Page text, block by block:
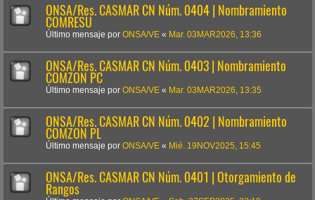
ONSA/Res. CASMAR CN Núm. 0404 | Nombramiento
COMRESU
Último mensaje por ONSA/VE « Mar. 03MAR2026, 13:36
ONSA/Res. CASMAR CN Núm. 0403 | Nombramiento
COMZON PC
Último mensaje por ONSA/VE « Mar. 03MAR2026, 13:35
ONSA/Res. CASMAR CN Núm. 0402 | Nombramiento
COMZON PL
Último mensaje por ONSA/VE « Mié. 19NOV2025, 15:45
ONSA/Res. CASMAR CN Núm. 0401 | Otorgamiento de
Rangos